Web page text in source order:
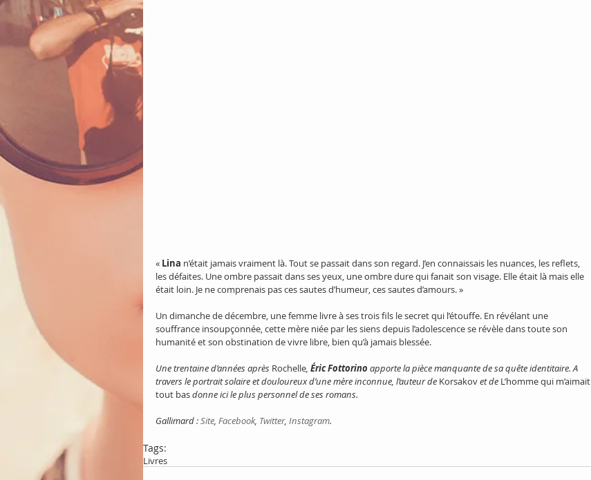
« Lina n’était jamais vraiment là. Tout se passait dans son regard. J’en connaissais les nuances, les reflets,
les défaites. Une ombre passait dans ses yeux, une ombre dure qui fanait son visage. Elle était là mais elle
était loin. Je ne comprenais pas ces sautes d’humeur, ces sautes d’amours. »
Un dimanche de décembre, une femme livre à ses trois fils le secret qui l’étouffe. En révélant une
souffrance insoupçonnée, cette mère niée par les siens depuis l’adolescence se révèle dans toute son
humanité et son obstination de vivre libre, bien qu’à jamais blessée.
Une trentaine d’années après Rochelle, Éric Fottorino apporte la pièce manquante de sa quête identitaire. A
travers le portrait solaire et douloureux d’une mère inconnue, l’auteur de Korsakov et de L’homme qui m’aimait
tout bas donne ici le plus personnel de ses romans.
Gallimard : Site, Facebook, Twitter, Instagram.
Tags:
Livres